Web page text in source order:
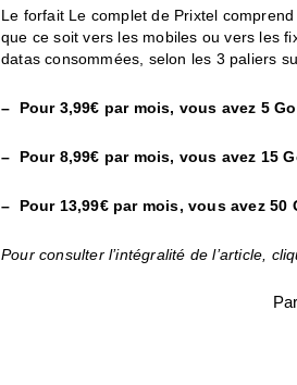
Le forfait Le complet de Prixtel
que ce soit vers les mobiles ou vers les
datas consommées, selon les 3 paliers
– Pour 3,99€ par mois, vous avez 5
– Pour 8,99€ par mois, vous avez 15
– Pour 13,99€ par mois, vous avez 50
Pour consulter l’intégralité de l’article,